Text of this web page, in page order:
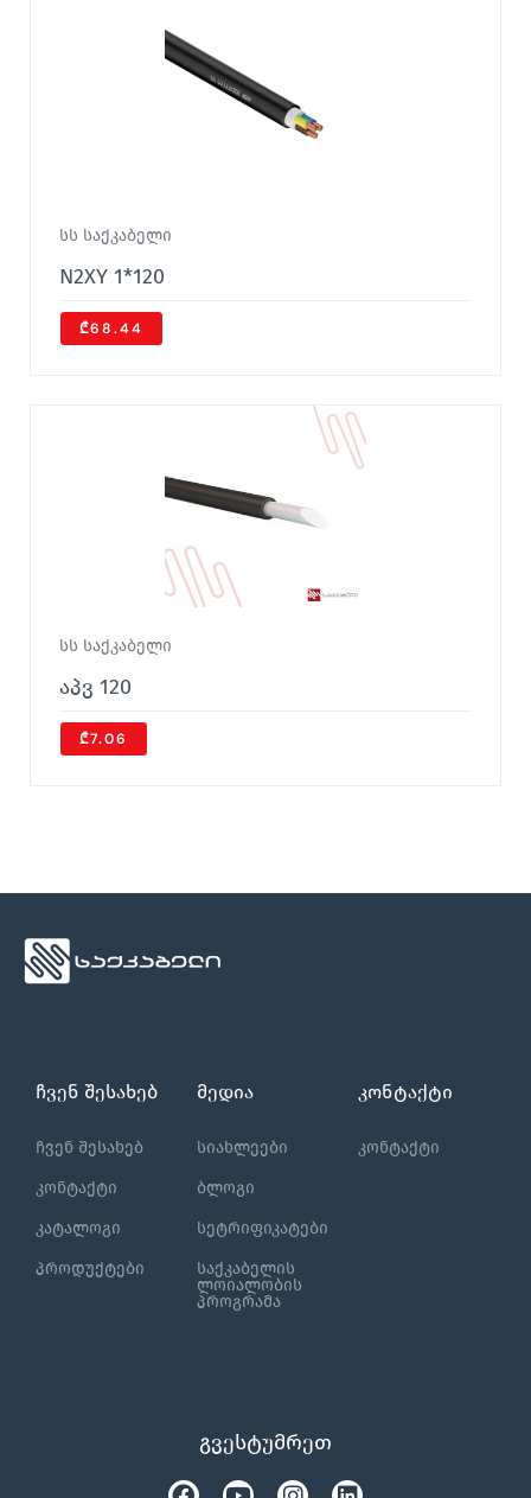
სს საქკაბელი
N2XY 1*120
₾68.44
სს საქკაბელი
აპვ 120
₾7.06
ჩვენ შესახებ
ჩვენ შესახებ
კონტაქტი
კატალოგი
პროდუქტები
მედია
სიახლეები
ბლოგი
სეტრიფიკატები
საქკაბელის
ლოიალობის
პროგრამა
კონტაქტი
კონტაქტი
გვესტუმრეთ
FacebookYoutubeInstagramLinkedin
Tiktok